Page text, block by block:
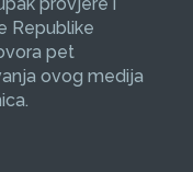
Republike
pet
ovog medija